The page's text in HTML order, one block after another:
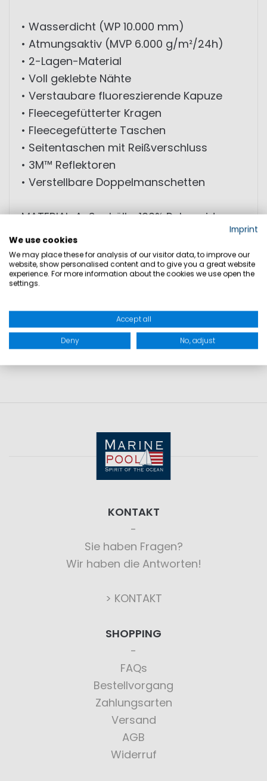
• Wasserdicht (WP 10.000 mm)
• Atmungsaktiv (MVP 6.000 g/m²/24h)
• 2-Lagen-Material
• Voll geklebte Nähte
• Verstaubare fluoreszierende Kapuze
• Fleecegefütterter Kragen
• Fleecegefütterte Taschen
• Seitentaschen mit Reißverschluss
• 3M™ Reflektoren
• Verstellbare Doppelmanschetten
MATERIAL: Außenhülle: 100% Polyamid;
Beschichtung: 100% Polyurethan; Futter:
100% Polyamid
PRODUKTSICHERHEIT
KONTAKT
Sie haben Fragen?
Wir haben die Antworten!
> KONTAKT
SHOPPING
FAQs
Bestellvorgang
Zahlungsarten
Versand
AGB
Widerruf
Imprint
We use cookies
We may place these for analysis of our visitor data, to improve our
website, show personalised content and to give you a great website
experience. For more information about the cookies we use open the
settings.
Accept all
Deny No, adjust